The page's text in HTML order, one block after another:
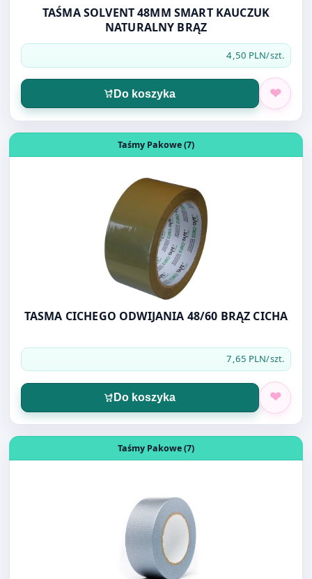
4,50 PLN/szt.
Do koszyka
Otwórz produkt: TASMA CICHEGO ODWIJANIA 48/60
Taśmy Pakowe (7)
TASMA CICHEGO ODWIJANIA 48/60 BRĄZ CICHA
7,65 PLN/szt.
Do koszyka
Otwórz produkt: TAŚMA NAPRAWCZA SREBRNA 48MM/
Taśmy Pakowe (7)
TAŚMA NAPRAWCZA SREBRNA 48MM/25M DUCT